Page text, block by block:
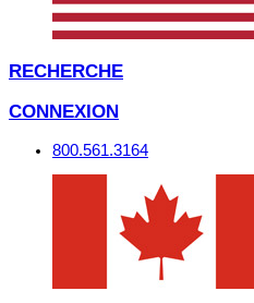
RECHERCHE
CONNEXION
800.561.3164